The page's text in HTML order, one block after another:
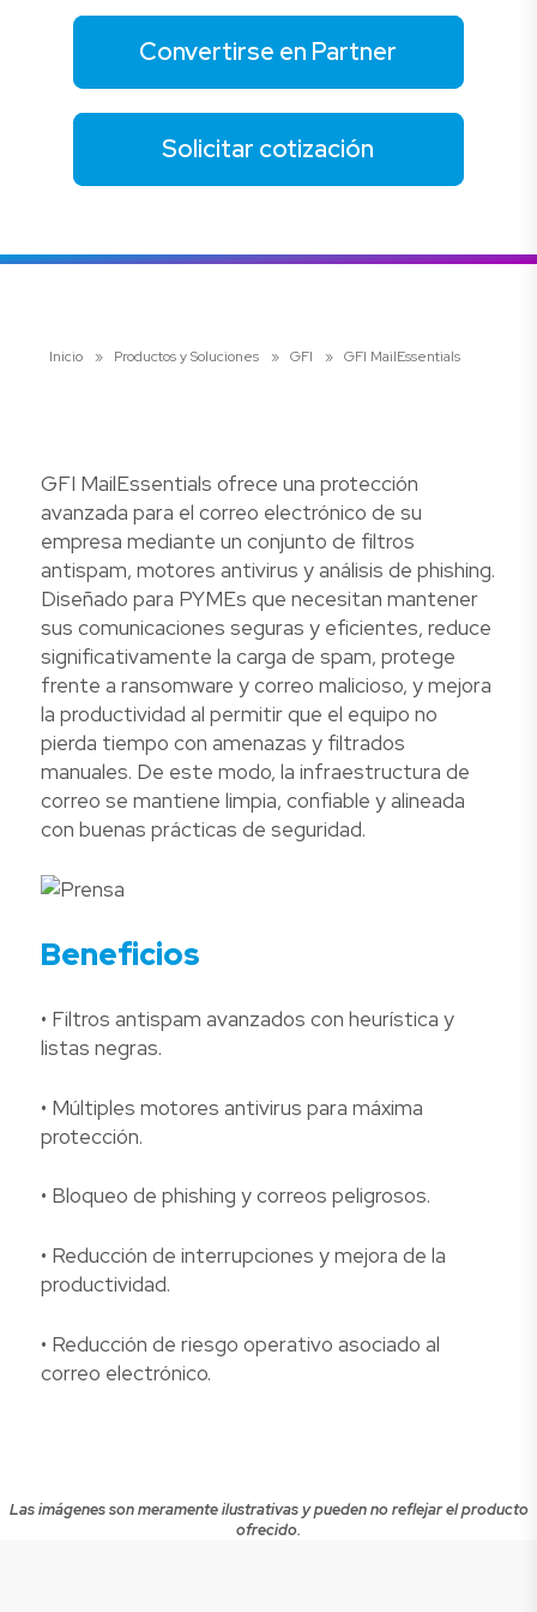
Convertirse en Partner
Solicitar cotización
Inicio » Productos y Soluciones » GFI » GFI MailEssentials
GFI MailEssentials ofrece una protección
avanzada para el correo electrónico de su
empresa mediante un conjunto de filtros
antispam, motores antivirus y análisis de phishing.
Diseñado para PYMEs que necesitan mantener
sus comunicaciones seguras y eficientes, reduce
significativamente la carga de spam, protege
frente a ransomware y correo malicioso, y mejora
la productividad al permitir que el equipo no
pierda tiempo con amenazas y filtrados
manuales. De este modo, la infraestructura de
correo se mantiene limpia, confiable y alineada
con buenas prácticas de seguridad.
Beneficios
• Filtros antispam avanzados con heurística y
listas negras.
• Múltiples motores antivirus para máxima
protección.
• Bloqueo de phishing y correos peligrosos.
• Reducción de interrupciones y mejora de la
productividad.
• Reducción de riesgo operativo asociado al
correo electrónico.
Las imágenes son meramente ilustrativas y pueden no reflejar el producto
ofrecido.